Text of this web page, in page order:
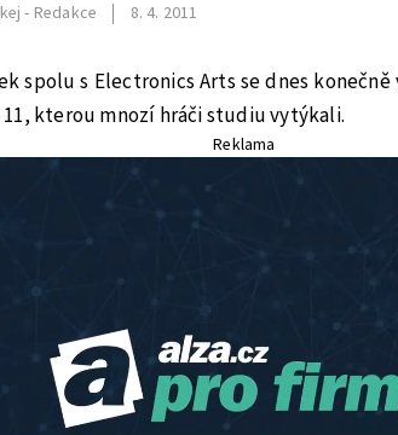
- Redakce 8. 4. 2011
spolu s Electronics Arts se dnes
kterou mnozí hráči studiu vytýkali.
Reklama